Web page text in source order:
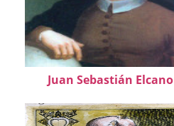
Juan Sebastián Elcano